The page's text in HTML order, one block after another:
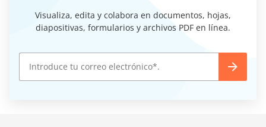
Visualiza, edita y colabora en documentos, hojas,
diapositivas, formularios y archivos PDF en línea.